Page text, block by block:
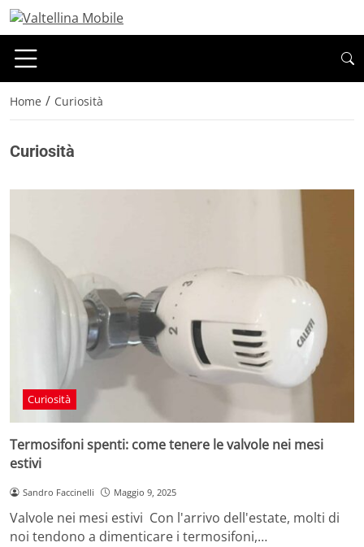
Home / Curiosità
Curiosità
Curiosità
Termosifoni spenti: come tenere le valvole nei mesi
estivi
Sandro Faccinelli Maggio 9, 2025
Valvole nei mesi estivi Con l'arrivo dell'estate, molti di
noi tendono a dimenticare i termosifoni,…